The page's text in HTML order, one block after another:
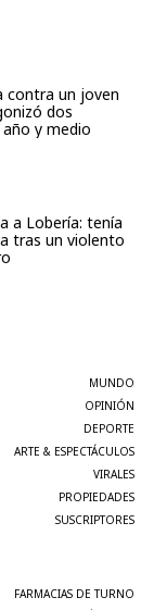
contra un joven
dos
y medio
a Lobería: tenía
tras un violento
MUNDO
OPINIÓN
DEPORTE
ARTE & ESPECTÁCULOS
VIRALES
PROPIEDADES
SUSCRIPTORES
FARMACIAS DE TURNO